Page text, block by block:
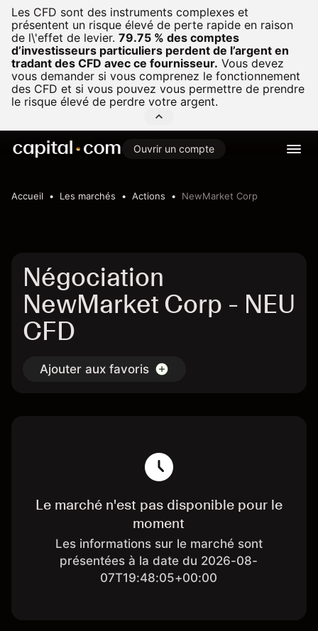
Les CFD sont des instruments complexes et
présentent un risque élevé de perte rapide en raison
de l\'effet de levier. 79.75 % des comptes
d’investisseurs particuliers perdent de l’argent en
tradant des CFD avec ce fournisseur. Vous devez
vous demander si vous comprenez le fonctionnement
des CFD et si vous pouvez vous permettre de prendre
le risque élevé de perdre votre argent.
Ouvrir un compte
Accueil Les marchés Actions NewMarket Corp
Négociation
NewMarket Corp - NEU
CFD
Ajouter aux favoris
Le marché n'est pas disponible pour le
moment
Les informations sur le marché sont
présentées à la date du 2026-08-
07T19:48:05+00:00